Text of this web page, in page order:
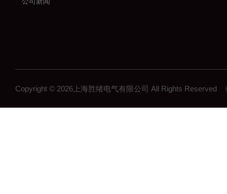
Copyright © 2026上海胜绪电气有限公司 All Rights Reserved